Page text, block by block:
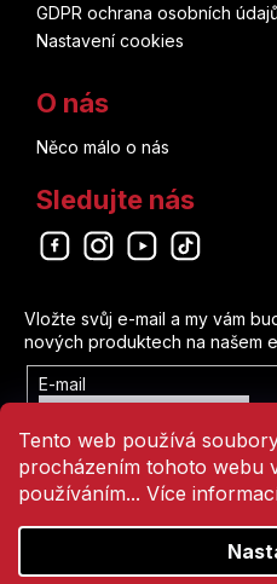
Tento web používá
procházením tohoto webu
používáním... Více
GDPR ochrana osobních
Nastavení cookies
O nás
Něco málo o nás
Sledujte nás
Odebírat newsletter
Vložte svůj e-mail a my vám
nových produktech na našem
E-mail
Vložením e-mailu souhlasíte s
podmínkami ochrany